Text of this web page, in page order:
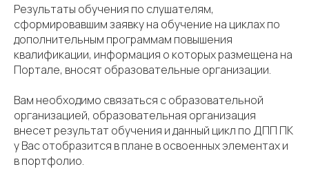
Результаты обучения по слушателям,
сформировавшим заявку на обучение на циклах по
дополнительным программам повышения
квалификации, информация о которых размещена на
Портале, вносят образовательные организации.
Вам необходимо связаться с образовательной
организацией, образовательная организация
внесет результат обучения и данный цикл по ДПП ПК
у Вас отобразится в плане в освоенных элементах и
в портфолио.